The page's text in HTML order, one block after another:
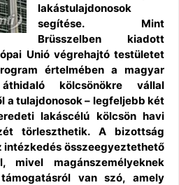
lakástulajdonosok
segítése. Mint
Brüsszelben kiadott
Unió végrehajtó testületet
értelmében a magyar
kölcsönökre vállal
a tulajdonosok – legfeljebb két
lakáscélú kölcsön havi
törleszthetik. A bizottság
intézkedés összeegyeztethető
mivel magánszemélyeknek
van szó, amely